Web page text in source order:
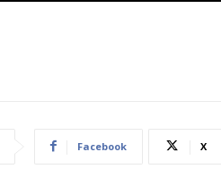
Facebook X